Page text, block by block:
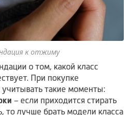
к отжиму
о том, какой класс
При покупке
такие моменты:
– если приходится стирать
лучше брать модели класса